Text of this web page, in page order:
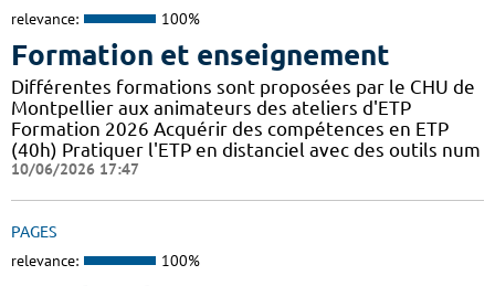
relevance: 100%
Formation et enseignement
Différentes formations sont proposées par le CHU de
Montpellier aux animateurs des ateliers d'ETP
Formation 2026 Acquérir des compétences en ETP
(40h) Pratiquer l'ETP en distanciel avec des outils num
10/06/2026 17:47
PAGES
relevance: 100%